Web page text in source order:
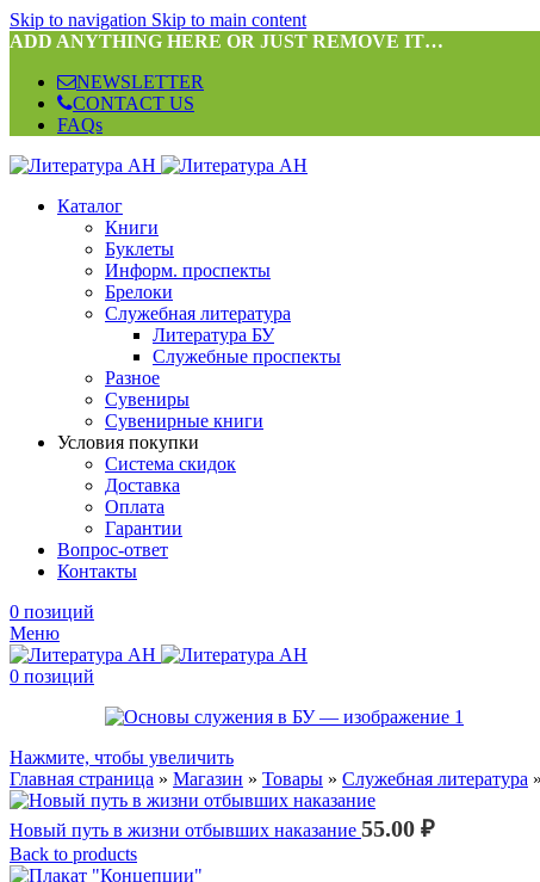
Skip to navigation Skip to main content
ADD ANYTHING HERE OR JUST REMOVE IT…
NEWSLETTER
CONTACT US
FAQs
Каталог
Книги
Буклеты
Информ. проспекты
Брелоки
Служебная литература
Литература БУ
Служебные проспекты
Разное
Сувениры
Сувенирные книги
Условия покупки
Система скидок
Доставка
Оплата
Гарантии
Вопрос-ответ
Контакты
0 позиций
Меню
0 позиций
Нажмите, чтобы увеличить
Главная страница » Магазин » Товары » Служебная литература »
Новый путь в жизни отбывших наказание 55.00 ₽
Back to products